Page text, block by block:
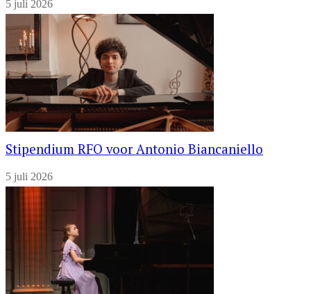
5 juli 2026
Stipendium RFO voor Antonio Biancaniello
5 juli 2026